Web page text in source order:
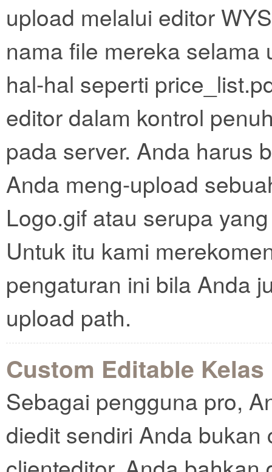
upload melalui editor
nama file mereka
hal-hal seperti
editor dalam kontrol
pada server. Anda harus
Anda meng-upload
Logo.gif atau serupa
Untuk itu kami
pengaturan ini bila Anda
upload path.
Custom Editable Kelas
Sebagai pengguna pro,
diedit sendiri Anda